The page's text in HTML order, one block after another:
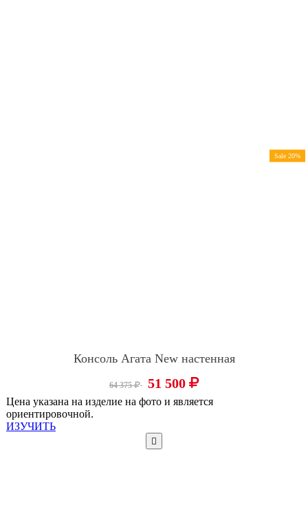
Sale 20%
Консоль Агата New настенная
64 375 51 500
Цена указана на изделие на фото и является
ориентировочной.
ИЗУЧИТЬ